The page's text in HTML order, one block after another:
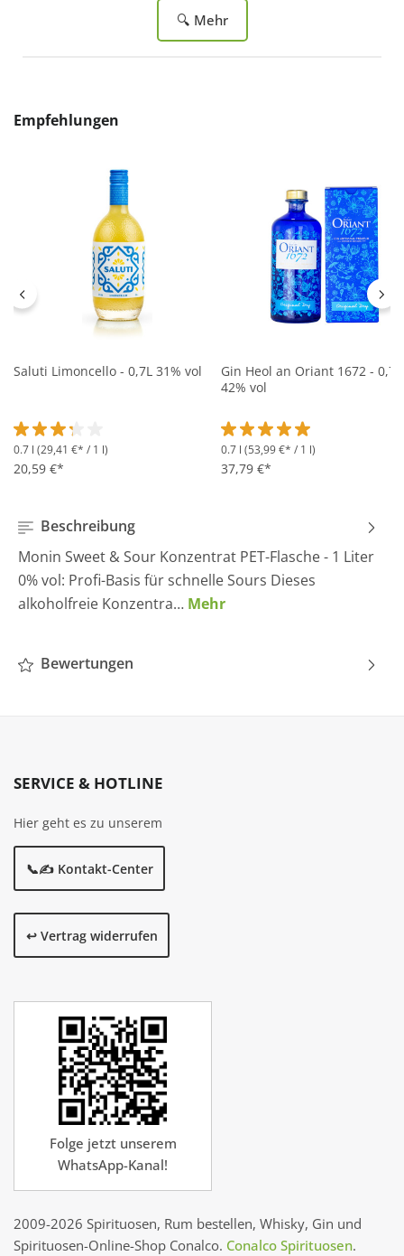
🔍 Mehr
Produktgalerie überspringen
Empfehlungen
Saluti Limoncello - 0,7L 31% vol
Durchschnittliche Bewertung von 3.2 von 5 Sternen
0.7 l (29,41 €* / 1 l)
20,59 €*
Gin Heol an Oriant 1672 - 0,7L
42% vol
Durchschnittliche
0.7 l (53,99 €* / 1 l)
37,79 €*
Beschreibung
Monin Sweet & Sour Konzentrat PET-Flasche - 1 Liter
0% vol: Profi-Basis für schnelle Sours Dieses
alkoholfreie Konzentra… Mehr
Bewertungen
SERVICE & HOTLINE
Hier geht es zu unserem
📞✍️ Kontakt-Center
↩️ Vertrag widerrufen
Folge jetzt unserem
WhatsApp-Kanal!
2009-2026 Spirituosen, Rum bestellen, Whisky, Gin und
Spirituosen-Online-Shop Conalco. Conalco Spirituosen.